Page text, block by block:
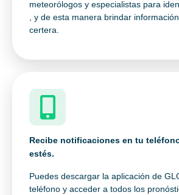
meteorólogos y especialistas para
, y de esta manera brindar
certera.
Recibe notificaciones en tu
estés.
Puedes descargar la aplicación de
teléfono y acceder a todos los